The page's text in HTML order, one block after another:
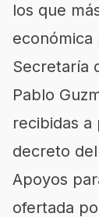
los que
económica
Secretaría
Pablo
recibidas
decreto
Apoyos
ofertada